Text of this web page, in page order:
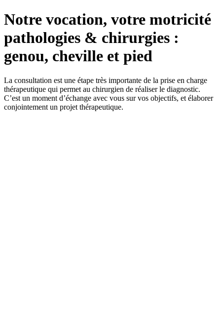
Notre vocation, votre motricité
pathologies & chirurgies :
genou, cheville et pied
La consultation est une étape très importante de la prise en charge
thérapeutique qui permet au chirurgien de réaliser le diagnostic.
C’est un moment d’échange avec vous sur vos objectifs, et élaborer
conjointement un projet thérapeutique.